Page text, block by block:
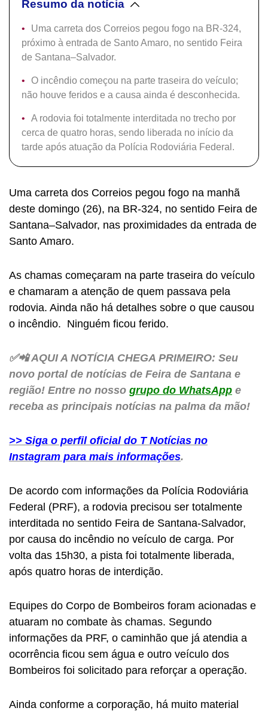
Resumo da notícia
Uma carreta dos Correios pegou fogo na BR-324,
próximo à entrada de Santo Amaro, no sentido Feira
de Santana–Salvador.
O incêndio começou na parte traseira do veículo;
não houve feridos e a causa ainda é desconhecida.
A rodovia foi totalmente interditada no trecho por
cerca de quatro horas, sendo liberada no início da
tarde após atuação da Polícia Rodoviária Federal.
Uma carreta dos Correios pegou fogo na manhã
deste domingo (26), na BR-324, no sentido Feira de
Santana–Salvador, nas proximidades da entrada de
Santo Amaro.
As chamas começaram na parte traseira do veículo
e chamaram a atenção de quem passava pela
rodovia. Ainda não há detalhes sobre o que causou
o incêndio. Ninguém ficou ferido.
✅📲 AQUI A NOTÍCIA CHEGA PRIMEIRO: Seu
novo portal de notícias de Feira de Santana e
região! Entre no nosso grupo do WhatsApp e
receba as principais notícias na palma da mão!
>> Siga o perfil oficial do T Notícias no
Instagram para mais informações.
De acordo com informações da Polícia Rodoviária
Federal (PRF), a rodovia precisou ser totalmente
interditada no sentido Feira de Santana-Salvador,
por causa do incêndio no veículo de carga. Por
volta das 15h30, a pista foi totalmente liberada,
após quatro horas de interdição.
Equipes do Corpo de Bombeiros foram acionadas e
atuaram no combate às chamas. Segundo
informações da PRF, o caminhão que já atendia a
ocorrência ficou sem água e outro veículo dos
Bombeiros foi solicitado para reforçar a operação.
Ainda conforme a corporação, há muito material